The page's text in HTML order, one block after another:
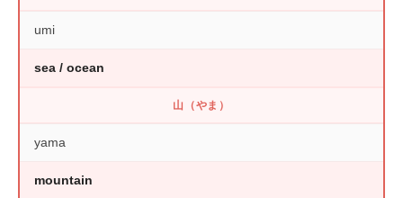
umi
sea / ocean
山（やま）
yama
mountain